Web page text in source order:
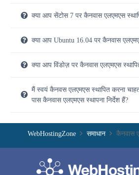
क्या आप सेंटोस 7 पर कैनवास एलएमएस
क्या आप Ubuntu 16.04 पर कैनवास
क्या आप विंडोज़ पर कैनवास एलएमएस
मैं स्वयं कैनवस एलएमएस स्थापित करना
पास कैनवास एलएमएस स्थापना निर्देश हैं?
WebHostingZone समाधान कैनवास